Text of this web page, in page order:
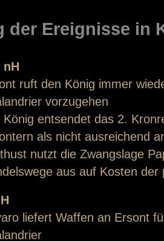
der Ereignisse in
nH
ruft den König immer
vorzugehen
König entsendet das 2.
als nicht ausreichend
nutzt die Zwangslage
aus auf Kosten der
liefert Waffen an Ersont